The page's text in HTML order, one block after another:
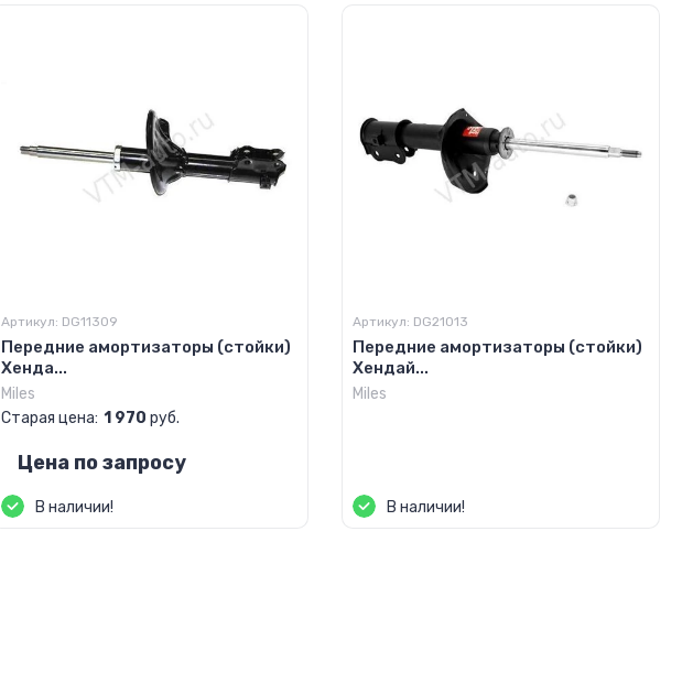
Артикул: DG11309
Передние амортизаторы (стойки)
Хенда...
Miles
Старая цена: 1 970 руб.
Цена по запросу
В наличии!
Артикул: DG21013
Передние амортизаторы (стойки)
Хендай...
Miles
В наличии!